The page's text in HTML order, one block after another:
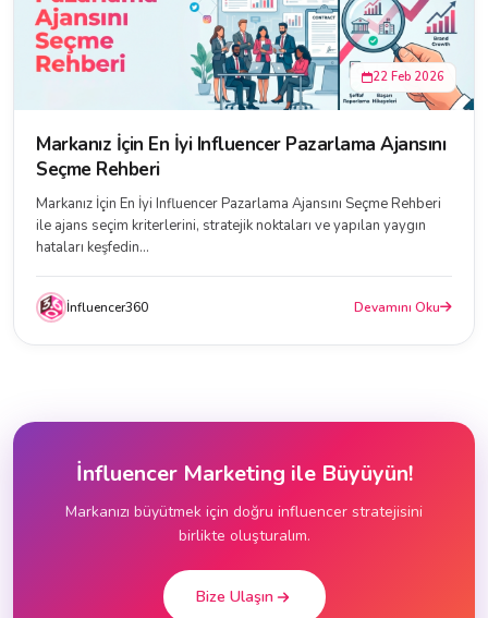
22 Feb 2026
Markanız İçin En İyi Influencer Pazarlama Ajansını
Seçme Rehberi
Markanız İçin En İyi Influencer Pazarlama Ajansını Seçme Rehberi
ile ajans seçim kriterlerini, stratejik noktaları ve yapılan yaygın
hataları keşfedin...
İnfluencer360 Devamını Oku
İnfluencer Marketing ile Büyüyün!
Markanızı büyütmek için doğru influencer stratejisini
birlikte oluşturalım.
Bize Ulaşın